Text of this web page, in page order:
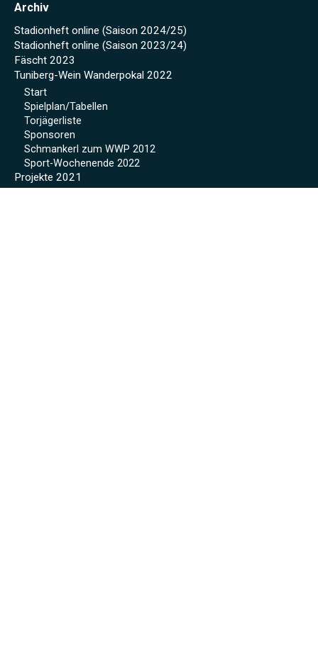
Archiv
Stadionheft online (Saison 2024/25)
Stadionheft online (Saison 2023/24)
Fäscht 2023
Tuniberg-Wein Wanderpokal 2022
Start
Spielplan/Tabellen
Torjägerliste
Sponsoren
Schmankerl zum WWP 2012
Sport-Wochenende 2022
Projekte 2021